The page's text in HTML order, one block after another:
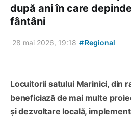
după ani în care
fântâni
28 mai 2026, 19:18 #Regional
Locuitorii satului Marinici, din
beneficiază de mai multe
și dezvoltare locală,